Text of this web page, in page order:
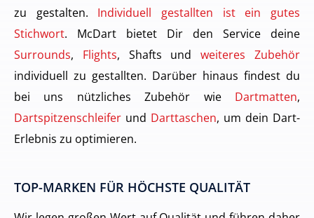
zu gestalten. Individuell gestallten ist ein gutes
Stichwort. McDart bietet Dir den Service deine
Surrounds, Flights, Shafts undweiteres Zubehör
individuell zu gestallten. Darüber hinaus findest du
bei uns nützliches Zubehör wie Dartmatten,
Dartspitzenschleifer und Darttaschen, um dein Dart-
Erlebnis zu optimieren.
TOP-MARKEN FÜR HÖCHSTE QUALITÄT